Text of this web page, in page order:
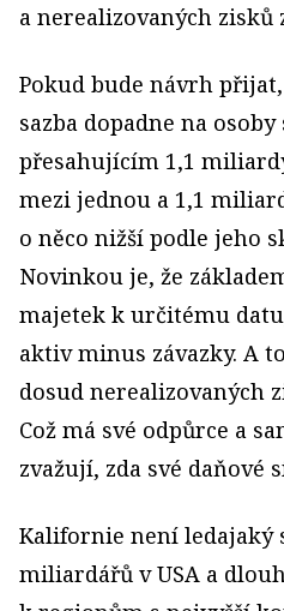
a nerealizovaných zisků
Pokud bude návrh
sazba dopadne na
přesahujícím 1,1
mezi jednou a 1,1
o něco nižší podle jeho
Novinkou je, že
majetek k určitému
aktiv minus závazky. A
dosud nerealizovaných
Což má své odpůrce a
zvažují, zda své daňové
Kalifornie není ledajaký
miliardářů v USA a